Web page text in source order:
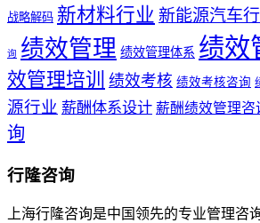
战略解码 新材料行业 新能源汽车
询 绩效管理 绩效管理体系 绩效
效管理培训 绩效考核 绩效考核咨询
源行业 薪酬体系设计 薪酬绩效管理咨
询
行隆咨询
上海行隆咨询是中国领先的专业管理咨